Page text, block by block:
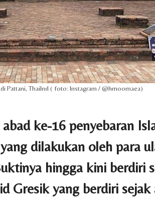
Pattani, Thailnd ( foto: Instagram / @hmoomaea)
ke-16 penyebaran
dilakukan oleh para
hingga kini berdiri
Gresik yang berdiri sejak